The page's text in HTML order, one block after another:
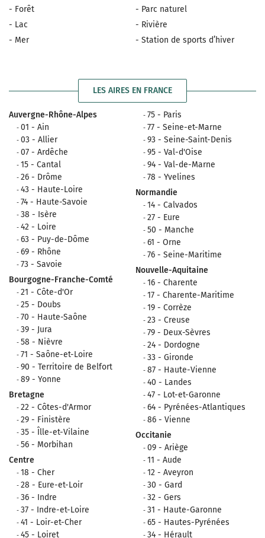
- Forêt
- Lac
- Mer
- Parc naturel
- Rivière
- Station de sports d’hiver
LES AIRES EN FRANCE
Auvergne-Rhône-Alpes
01 - Ain
03 - Allier
07 - Ardêche
15 - Cantal
26 - Drôme
43 - Haute-Loire
74 - Haute-Savoie
38 - Isère
42 - Loire
63 - Puy-de-Dôme
69 - Rhône
73 - Savoie
Bourgogne-Franche-Comté
21 - Côte-d'Or
25 - Doubs
70 - Haute-Saône
39 - Jura
58 - Nièvre
71 - Saône-et-Loire
90 - Territoire de Belfort
89 - Yonne
Bretagne
22 - Côtes-d'Armor
29 - Finistère
35 - Îlle-et-Vilaine
56 - Morbihan
Centre
18 - Cher
28 - Eure-et-Loir
36 - Indre
37 - Indre-et-Loire
41 - Loir-et-Cher
45 - Loiret
75 - Paris
77 - Seine-et-Marne
93 - Seine-Saint-Denis
95 - Val-d'Oise
94 - Val-de-Marne
78 - Yvelines
Normandie
14 - Calvados
27 - Eure
50 - Manche
61 - Orne
76 - Seine-Maritime
Nouvelle-Aquitaine
16 - Charente
17 - Charente-Maritime
19 - Corrèze
23 - Creuse
79 - Deux-Sèvres
24 - Dordogne
33 - Gironde
87 - Haute-Vienne
40 - Landes
47 - Lot-et-Garonne
64 - Pyrénées-Atlantiques
86 - Vienne
Occitanie
09 - Ariège
11 - Aude
12 - Aveyron
30 - Gard
32 - Gers
31 - Haute-Garonne
65 - Hautes-Pyrénées
34 - Hérault